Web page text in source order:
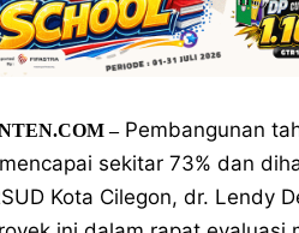
–Pembangunan
sekitar 73% dan
Kota Cilegon, dr. Lendy